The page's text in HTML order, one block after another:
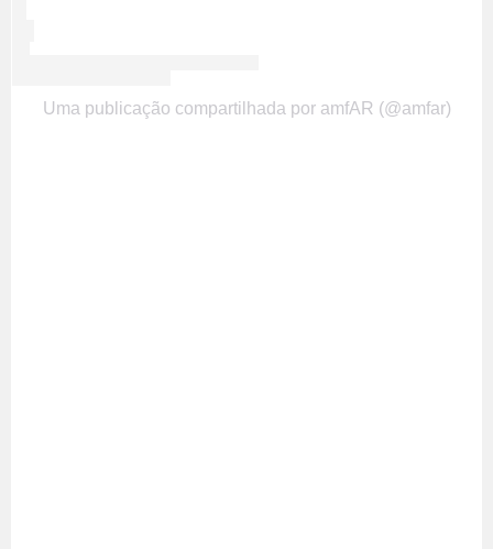
Uma publicação compartilhada por amfAR (@amfar)